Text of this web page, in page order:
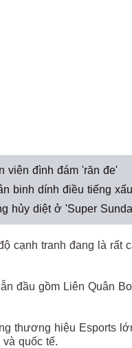
viên đình đám 'răn đe'
binh dính điều tiếng xấu
hủy diệt ở 'Super
cạnh tranh đang là rất
đầu gồm Liên Quân
thương hiệu Esports
quốc tế.